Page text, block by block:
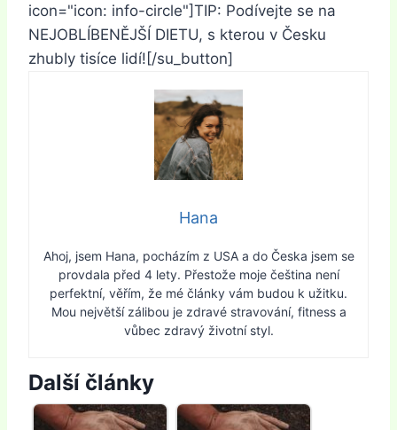
icon="icon: info-circle"]TIP: Podívejte se na
NEJOBLÍBENĚJŠÍ DIETU, s kterou v Česku
zhubly tisíce lidí![/su_button]
Hana
Ahoj, jsem Hana, pocházím z USA a do Česka jsem se
provdala před 4 lety. Přestože moje čeština není
perfektní, věřím, že mé články vám budou k užitku.
Mou největší zálibou je zdravé stravování, fitness a
vůbec zdravý životní styl.
Další články